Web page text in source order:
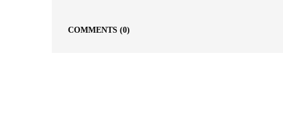
COMMENTS (0)